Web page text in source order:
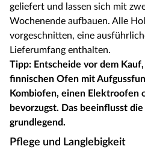
geliefert und lassen sich mit
Wochenende aufbauen. Alle
vorgeschnitten, eine
Lieferumfang enthalten.
Tipp: Entscheide vor dem
finnischen Ofen mit
Kombiofen, einen Elektroofen
bevorzugst. Das beeinflusst
grundlegend.
Pflege und Langlebigkeit